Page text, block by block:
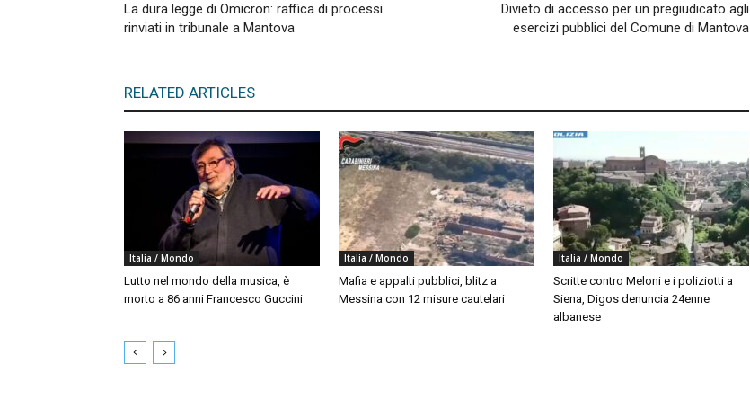
La dura legge di Omicron: raffica di processi
rinviati in tribunale a Mantova
Divieto di accesso per un pregiudicato agli
esercizi pubblici del Comune di Mantova
RELATED ARTICLES
Italia / Mondo
Lutto nel mondo della musica, è
morto a 86 anni Francesco Guccini
Italia / Mondo
Mafia e appalti pubblici, blitz a
Messina con 12 misure cautelari
Italia / Mondo
Scritte contro Meloni e i poliziotti a
Siena, Digos denuncia 24enne
albanese